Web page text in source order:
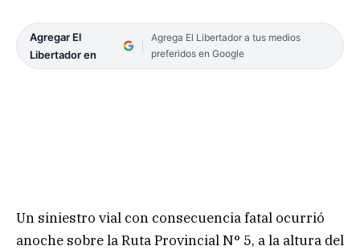
Agregar El
Libertador en
Agrega El Libertador a tus medios
preferidos en Google
Un siniestro vial con consecuencia fatal ocurrió
anoche sobre la Ruta Provincial N° 5, a la altura del